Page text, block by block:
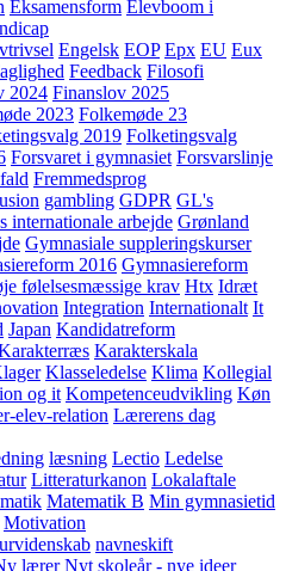
Eksamensform Elevboom i
Engelsk EOP Epx EU Eux
Feedback Filosofi
2024 Finanslov 2025
2023 Folkemøde 23
2019 Folketingsvalg
Forsvaret i gymnasiet Forsvarslinje
Fremmedsprog
gambling GDPR GL's
internationale arbejde Grønland
Gymnasiale suppleringskurser
2016 Gymnasiereform
følelsesmæssige krav Htx Idræt
Integration Internationalt It
Japan Kandidatreform
Karakterskala
Klasseledelse Klima Kollegial
og it Kompetenceudvikling Køn
elev-relation Lærerens dag
læsning Lectio Ledelse
Litteraturkanon Lokalaftale
Matematik B Min gymnasietid
Motivation
navneskift
lærer Nyt skoleår - nye ideer